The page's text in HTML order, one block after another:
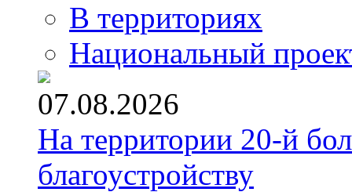
В территориях
Национальный
07.08.2026
На территории 20-й
благоустройству